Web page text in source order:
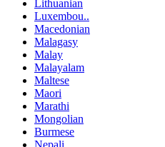
Lithuanian
Luxembou..
Macedonian
Malagasy
Malay
Malayalam
Maltese
Maori
Marathi
Mongolian
Burmese